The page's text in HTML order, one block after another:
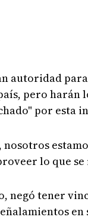
autoridad
pero harán
por esta
nosotros
lo que
negó tener
en